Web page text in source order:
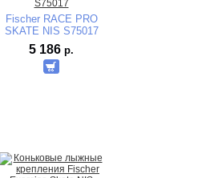
Fischer RACE PRO
SKATE NIS S75017
5 186 р.